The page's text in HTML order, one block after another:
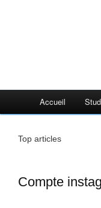
Accueil
Top articles
Compte